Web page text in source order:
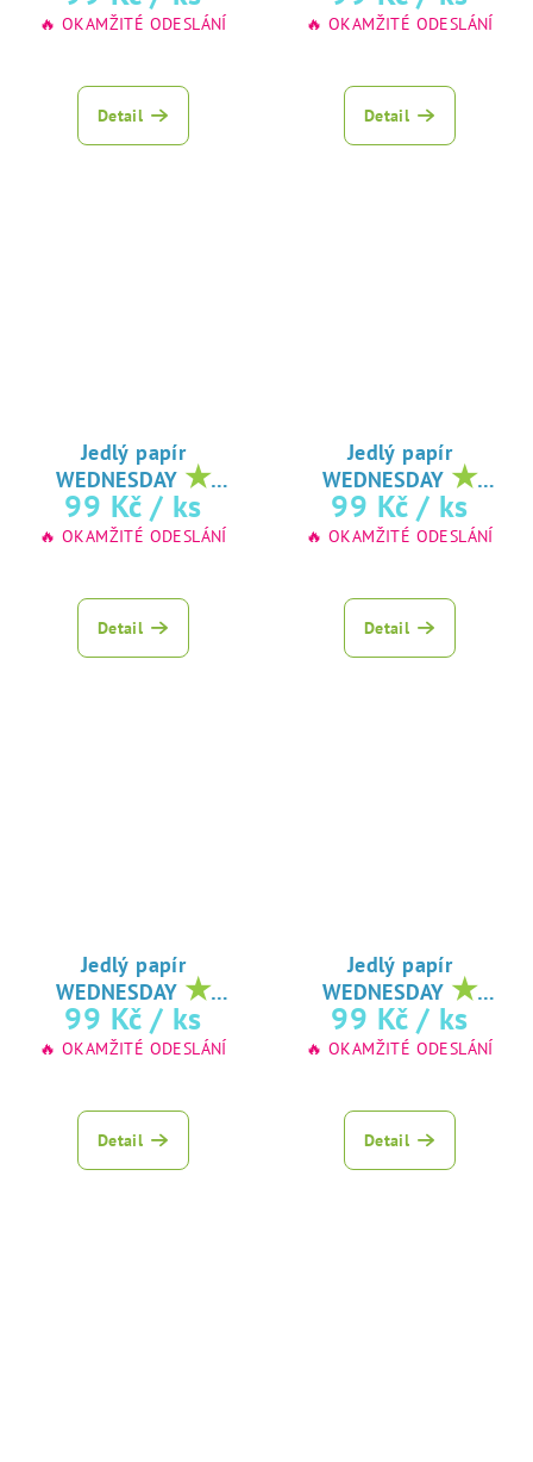
jedlý papír
🔥 OKAMŽITÉ ODESLÁNÍ
Detail
jedlý papír
🔥 OKAMŽITÉ ODESLÁNÍ
Detail
Jedlý papír
WEDNESDAY ★
oblíbený tisk na
jedlý papír
99 Kč / ks
🔥 OKAMŽITÉ ODESLÁNÍ
Detail
Jedlý papír
WEDNESDAY ★
oblíbený tisk na
jedlý papír
99 Kč / ks
🔥 OKAMŽITÉ ODESLÁNÍ
Detail
Jedlý papír
WEDNESDAY ★
oblíbený tisk na
jedlý papír
99 Kč / ks
🔥 OKAMŽITÉ ODESLÁNÍ
Detail
Jedlý papír
WEDNESDAY ★
oblíbený tisk na
jedlý papír
99 Kč / ks
🔥 OKAMŽITÉ ODESLÁNÍ
Detail